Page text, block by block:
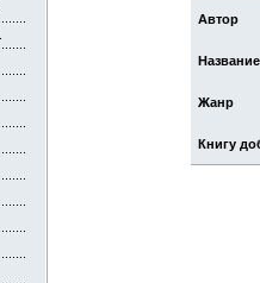
Автор
Название
Жанр
Книгу